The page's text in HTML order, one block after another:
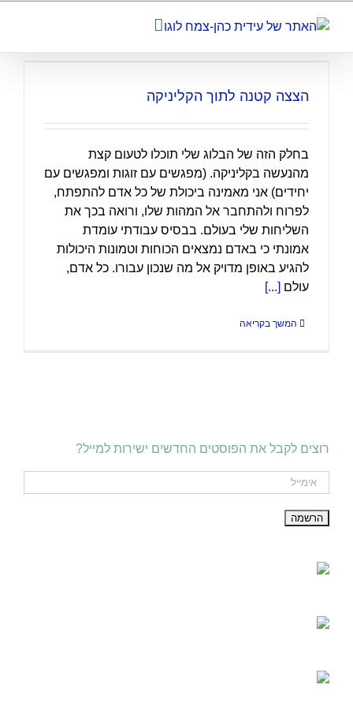
לתוכן
הצצה קטנה לתוך הקליניקה
בחלק הזה של הבלוג שלי תוכלו לטעום קצת
מהנעשה בקליניקה. (מפגשים עם זוגות ומפגשים עם
יחידים) אני מאמינה ביכולת של כל אדם להתפתח,
לפרוח ולהתחבר אל המהות שלו, ורואה בכך את
השליחות שלי בעולם. בבסיס עבודתי עומדת
אמונתי כי באדם נמצאים הכוחות וטמונות היכולות
להגיע באופן מדויק אל מה שנכון עבורו. כל אדם,
עולם [...]
המשך בקריאה
רוצים לקבל את הפוסטים החדשים ישירות למייל?